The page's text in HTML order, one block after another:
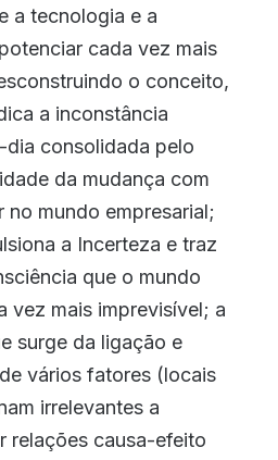
a tecnologia e a
cada vez mais
o conceito,
a inconstância
consolidada pelo
da mudança com
no mundo empresarial;
a Incerteza e traz
que o mundo
vez mais imprevisível; a
surge da ligação e
vários fatores (locais
irrelevantes a
relações causa-efeito